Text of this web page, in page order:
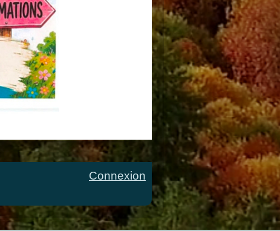
Connexion